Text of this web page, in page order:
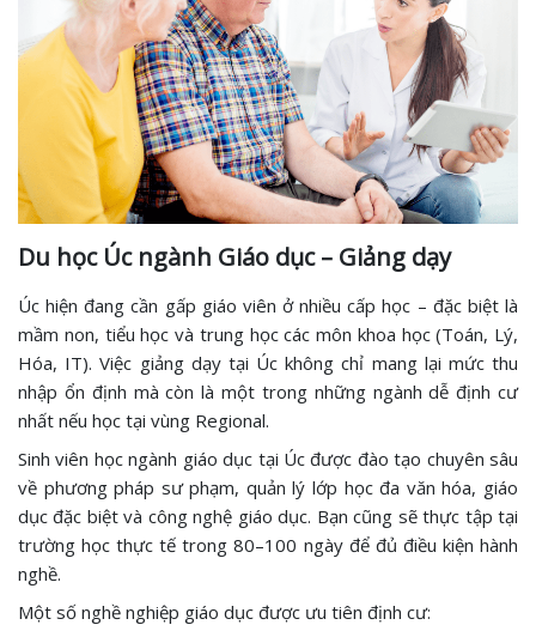
Du học Úc ngành Giáo dục – Giảng dạy
Úc hiện đang cần gấp giáo viên ở nhiều cấp học – đặc biệt là
mầm non, tiểu học và trung học các môn khoa học (Toán, Lý,
Hóa, IT). Việc giảng dạy tại Úc không chỉ mang lại mức thu
nhập ổn định mà còn là một trong những ngành dễ định cư
nhất nếu học tại vùng Regional.
Sinh viên học ngành giáo dục tại Úc được đào tạo chuyên sâu
về phương pháp sư phạm, quản lý lớp học đa văn hóa, giáo
dục đặc biệt và công nghệ giáo dục. Bạn cũng sẽ thực tập tại
trường học thực tế trong 80–100 ngày để đủ điều kiện hành
nghề.
Một số nghề nghiệp giáo dục được ưu tiên định cư: